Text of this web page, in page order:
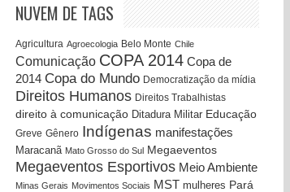
NUVEM DE TAGS
Agricultura Agroecologia Belo Monte Chile
Comunicação COPA 2014 Copa de
2014 Copa do Mundo Democratização da mídia
Direitos Humanos Direitos Trabalhistas
direito à comunicação Ditadura Militar Educação
Greve Gênero Indígenas manifestações
Maracanã Mato Grosso do Sul Megaeventos
Megaeventos Esportivos Meio Ambiente
Minas Gerais Movimentos Sociais MST mulheres Pará